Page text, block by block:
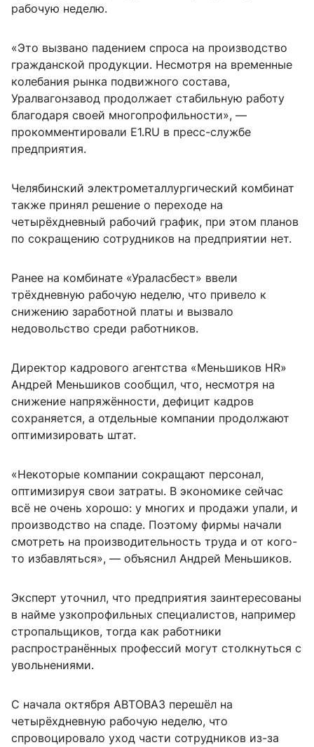
рабочую неделю.
«Это вызвано падением спроса на производство
гражданской продукции. Несмотря на временные
колебания рынка подвижного состава,
Уралвагонзавод продолжает стабильную работу
благодаря своей многопрофильности», —
прокомментировали E1.RU в пресс-службе
предприятия.
Челябинский электрометаллургический комбинат
также принял решение о переходе на
четырёхдневный рабочий график, при этом планов
по сокращению сотрудников на предприятии нет.
Ранее на комбинате «Ураласбест» ввели
трёхдневную рабочую неделю, что привело к
снижению заработной платы и вызвало
недовольство среди работников.
Директор кадрового агентства «Меньшиков HR»
Андрей Меньшиков сообщил, что, несмотря на
снижение напряжённости, дефицит кадров
сохраняется, а отдельные компании продолжают
оптимизировать штат.
«Некоторые компании сокращают персонал,
оптимизируя свои затраты. В экономике сейчас
всё не очень хорошо: у многих и продажи упали, и
производство на спаде. Поэтому фирмы начали
смотреть на производительность труда и от кого-
то избавляться», — объяснил Андрей Меньшиков.
Эксперт уточнил, что предприятия заинтересованы
в найме узкопрофильных специалистов, например
стропальщиков, тогда как работники
распространённых профессий могут столкнуться с
увольнениями.
С начала октября АВТОВАЗ перешёл на
четырёхдневную рабочую неделю, что
спровоцировало уход части сотрудников из-за